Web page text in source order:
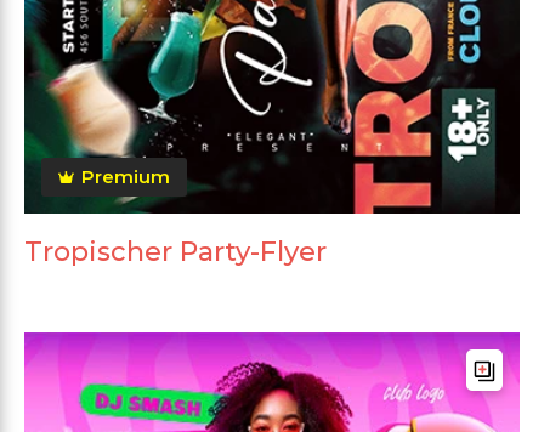
Premium
Tropischer Party-Flyer